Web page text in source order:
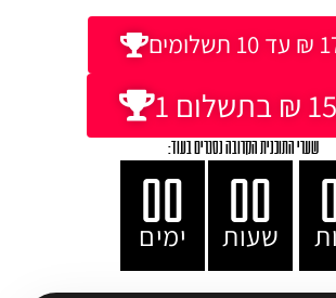
1
שערי התוכנית הקרובה נסגרים בעוד:
00
ימים 00
שעות